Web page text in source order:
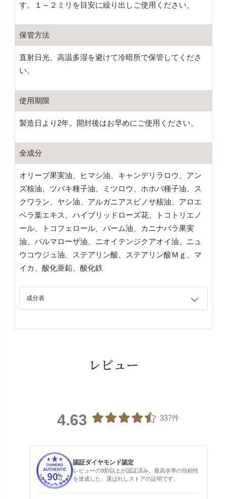
す。１～２ミリを目安に繰り出しご使用ください。
保管方法
直射日光、高温多湿を避けて冷暗所で保管してくださ
い。
使用期限
製造日より2年。開封後はお早めにご使用ください。
全成分
オリーブ果実油、ヒマシ油、キャンデリラロウ、アン
ズ核油、ツバキ種子油、ミツロウ、ホホバ種子油、ス
クワラン、ヤシ油、アルガニアスピノサ核油、アロエ
ベラ葉エキス、ハイブリッドローズ花、トコトリエノ
ール、トコフェロール、パーム油、カニナバラ果実
油、パルマローザ油、ニオイテンジクアオイ油、ニュ
ウコウジュ油、ステアリン酸、ステアリン酸Ｍｇ、マ
イカ、酸化亜鉛、酸化鉄
成分表
レビュー
4.63 337件
認証ダイヤモンド認定
レビューの9割以上が認証済み。最高水準の信頼性
を達成した、選ばれしストアの証明です。